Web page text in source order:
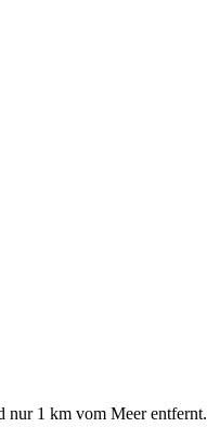
nur 1 km vom Meer entfernt.